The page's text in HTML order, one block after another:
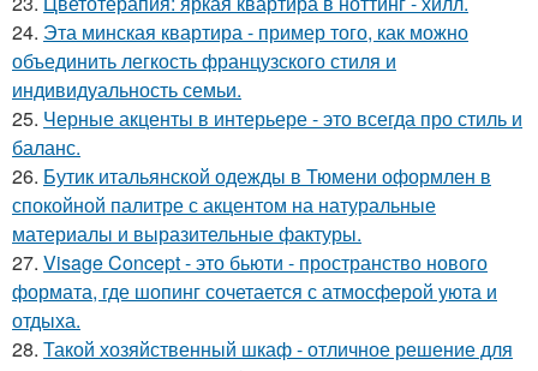
24. Эта минская квартира - пример того, как можно
объединить легкость французского стиля и
индивидуальность семьи.
25. Черные акценты в интерьере - это всегда про стиль и
баланс.
26. Бутик итальянской одежды в Тюмени оформлен в
спокойной палитре с акцентом на натуральные
материалы и выразительные фактуры.
27. Visage Concept - это бьюти - пространство нового
формата, где шопинг сочетается с атмосферой уюта и
отдыха.
28. Такой хозяйственный шкаф - отличное решение для